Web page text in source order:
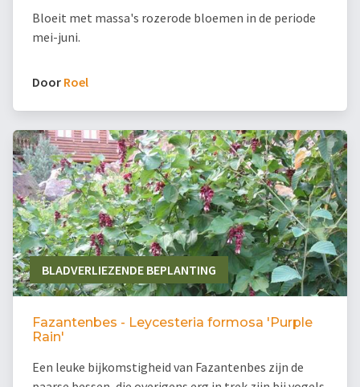
Bloeit met massa's rozerode bloemen in de periode
mei-juni.
Door Roel
BLADVERLIEZENDE BEPLANTING
Fazantenbes - Leycesteria formosa 'Purple
Rain'
Een leuke bijkomstigheid van Fazantenbes zijn de